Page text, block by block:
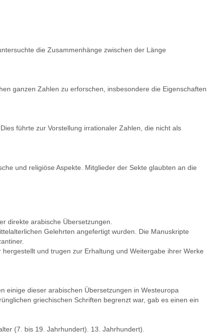
die Zusammenhänge zwischen der Länge
ganzen Zahlen zu erforschen, insbesondere die Eigenschaften
führte zur Vorstellung irrationaler Zahlen, die nicht als
und religiöse Aspekte. Mitglieder der Sekte glaubten an die
direkte arabische Übersetzungen.
Gelehrten angefertigt wurden. Die Manuskripte
und trugen zur Erhaltung und Weitergabe ihrer Werke
einige dieser arabischen Übersetzungen in Westeuropa
griechischen Schriften begrenzt war, gab es einen ein
(7. bis 19. Jahrhundert). 13. Jahrhundert).